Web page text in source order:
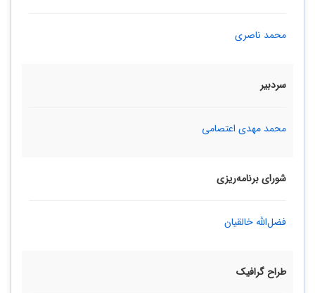
محمد ناصری
سردبیر
محمد مهدی اعتصامی
شورای برنامه‌ریزی
فضل‌الله خالقیان
طراح گرافیک